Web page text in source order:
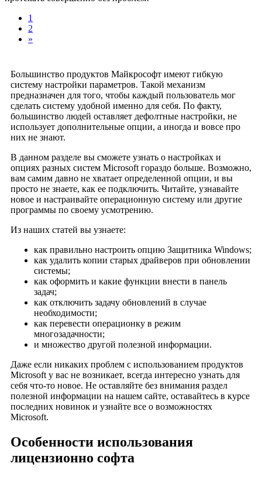
1
2
»
Большинство продуктов Майкрософт имеют гибкую
систему настройки параметров. Такой механизм
предназначен для того, чтобы каждый пользователь мог
сделать систему удобной именно для себя. По факту,
большинство людей оставляет дефолтные настройки, не
использует дополнительные опции, а иногда и вовсе про
них не знают.
В данном разделе вы сможете узнать о настройках и
опциях разных систем Microsoft гораздо больше. Возможно,
вам самим давно не хватает определенной опции, и вы
просто не знаете, как ее подключить. Читайте, узнавайте
новое и настраивайте операционную систему или другие
программы по своему усмотрению.
Из наших статей вы узнаете:
как правильно настроить опцию Защитника Windows;
как удалить копии старых драйверов при обновлении
системы;
как оформить и какие функции внести в панель
задач;
как отключить задачу обновлений в случае
необходимости;
как перевести операционку в режим
многозадачности;
и множество другой полезной информации.
Даже если никаких проблем с использованием продуктов
Microsoft у вас не возникает, всегда интересно узнать для
себя что-то новое. Не оставляйте без внимания раздел
полезной информации на нашем сайте, оставайтесь в курсе
последних новинок и узнайте все о возможностях
Microsoft.
Особенности использования
лицензионно софта